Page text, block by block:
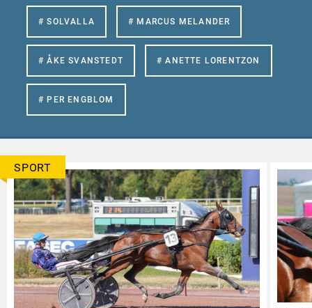
# SOLVALLA # MARCUS MELANDER
# ÅKE SVANSTEDT # ANETTE LORENTZON
# PER ENGBLOM
SPORT